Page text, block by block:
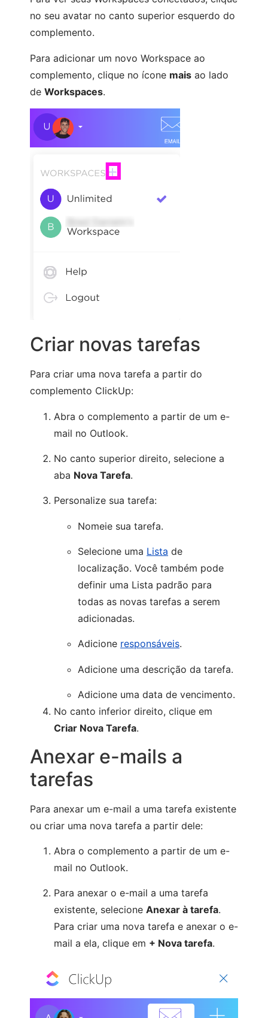
no seu avatar no canto superior esquerdo do
complemento.
Para adicionar um novo Workspace ao
complemento, clique no ícone mais ao lado
de Workspaces.
Criar novas tarefas
Para criar uma nova tarefa a partir do
complemento ClickUp:
Abra o complemento a partir de um e-
mail no Outlook.
No canto superior direito, selecione a
aba Nova Tarefa.
Personalize sua tarefa:
Nomeie sua tarefa.
Selecione uma Lista de
localização. Você também pode
definir uma Lista padrão para
todas as novas tarefas a serem
adicionadas.
Adicione responsáveis.
Adicione uma descrição da tarefa.
Adicione uma data de vencimento.
No canto inferior direito, clique em
Criar Nova Tarefa.
Anexar e-mails a
tarefas
Para anexar um e-mail a uma tarefa existente
ou criar uma nova tarefa a partir dele:
Abra o complemento a partir de um e-
mail no Outlook.
Para anexar o e-mail a uma tarefa
existente, selecione Anexar à tarefa.
Para criar uma nova tarefa e anexar o e-
mail a ela, clique em + Nova tarefa.